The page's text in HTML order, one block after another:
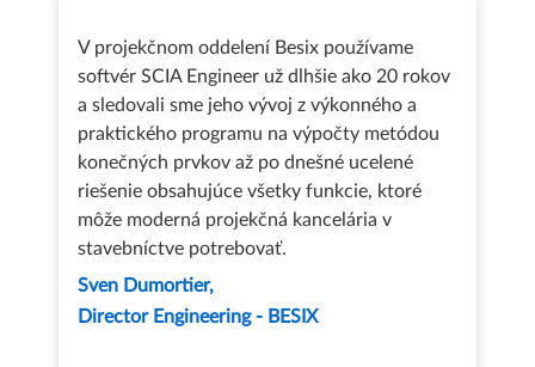
V projekčnom oddelení Besix používame
softvér SCIA Engineer už dlhšie ako 20 rokov
a sledovali sme jeho vývoj z výkonného a
praktického programu na výpočty metódou
konečných prvkov až po dnešné ucelené
riešenie obsahujúce všetky funkcie, ktoré
môže moderná projekčná kancelária v
stavebníctve potrebovať.
Sven Dumortier
Director Engineering - BESIX